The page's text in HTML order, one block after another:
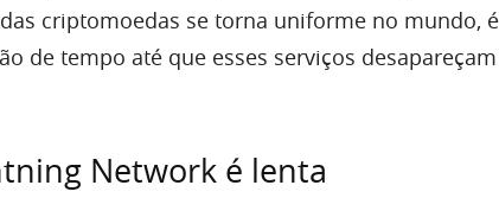
criptomoedas se torna uniforme no mundo,
de tempo até que esses serviços
Network é lenta